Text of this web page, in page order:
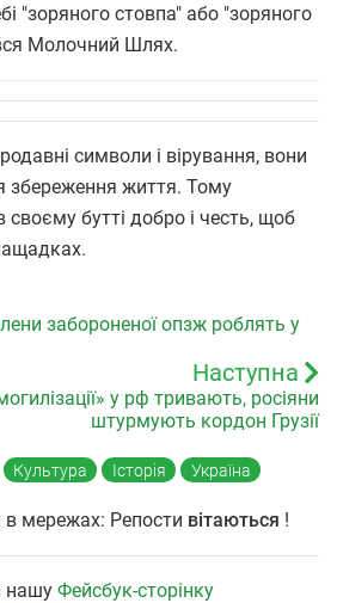
"зоряного стовпа" або "зоряного
Молочний Шлях.
символи і вірування, вони
збереження життя. Тому
своєму бутті добро і честь, щоб
забороненої опзж роблять у
Наступна
у рф тривають, росіяни
штурмують кордон Грузії
Культура Історія Україна
в мережах: Репости вітаються !
нашу Фейсбук-сторінку